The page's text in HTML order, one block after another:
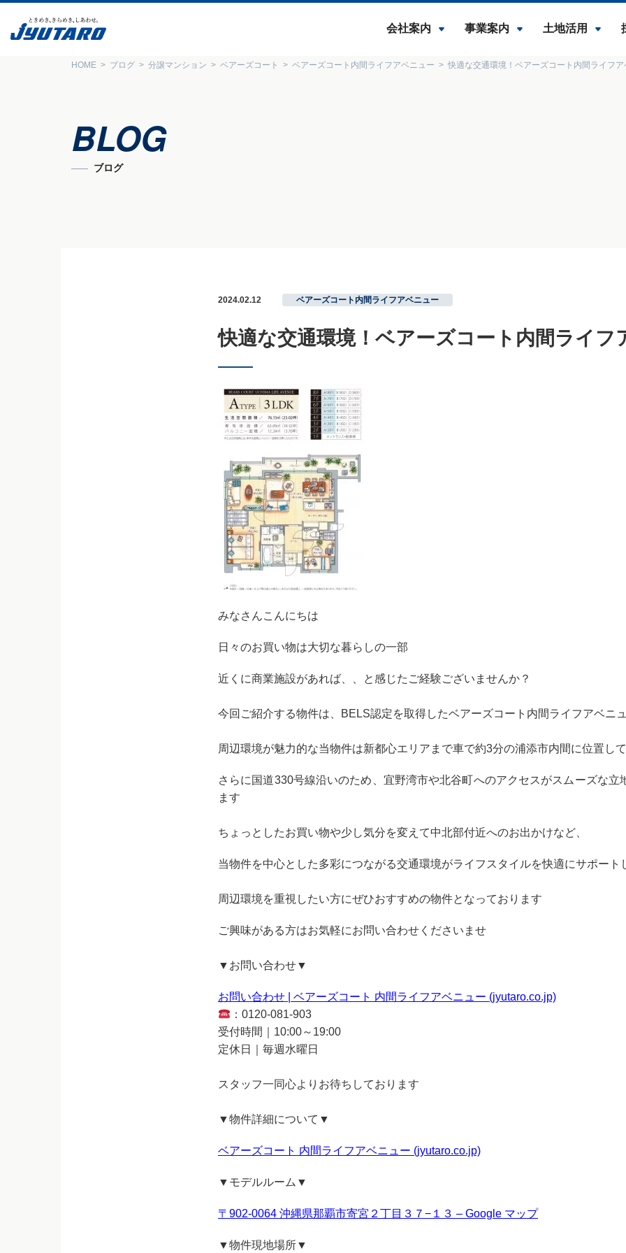
会社案内 事業案内 土地活用
HOME ブログ 分譲マンション ベアーズコート ベアーズコート内間ライフアベニュー 快適な交通環境！ベアーズコート内間ライフア
BLOG
ブログ
2024.02.12 ベアーズコート内間ライフアベニュー
快適な交通環境！ベアーズコート内間ライフ
みなさんこんにちは
日々のお買い物は大切な暮らしの一部
近くに商業施設があれば、、と感じたご経験ございませんか？
今回ご紹介する物件は、BELS認定を取得したベアーズコート内間ライフアベニ
周辺環境が魅力的な当物件は新都心エリアまで車で約3分の浦添市内間に位置して
さらに国道330号線沿いのため、宜野湾市や北谷町へのアクセスがスムーズな立
ます
ちょっとしたお買い物や少し気分を変えて中北部付近へのお出かけなど、
当物件を中心とした多彩につながる交通環境がライフスタイルを快適にサポート
周辺環境を重視したい方にぜひおすすめの物件となっております
ご興味がある方はお気軽にお問い合わせくださいませ
▼お問い合わせ▼
お問い合わせ | ベアーズコート 内間ライフアベニュー (jyutaro.co.jp)
：0120-081-903
受付時間｜10:00～19:00
定休日｜毎週水曜日
スタッフ一同心よりお待ちしております
▼物件詳細について▼
ベアーズコート 内間ライフアベニュー (jyutaro.co.jp)
▼モデルルーム▼
〒902-0064 沖縄県那覇市寄宮２丁目３７−１３ – Google マップ
▼物件現地場所▼